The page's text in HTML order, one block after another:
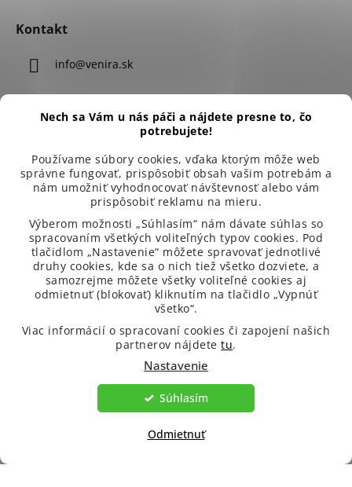
Nech sa Vám u nás páči a nájdete presne to, čo
potrebujete!
Používame súbory cookies, vďaka ktorým môže web
správne fungovať, prispôsobiť obsah vašim potrebám a
nám umožniť vyhodnocovať návštevnosť alebo vám
prispôsobiť reklamu na mieru.
Výberom možnosti „Súhlasím“ nám dávate súhlas so
spracovaním všetkých voliteľných typov cookies. Pod
tlačidlom „Nastavenie“ môžete spravovať jednotlivé
druhy cookies, kde sa o nich tiež všetko dozviete, a
samozrejme môžete všetky voliteľné cookies aj
odmietnuť (blokovať) kliknutím na tlačidlo „Vypnúť
všetko“.
Viac informácií o spracovaní cookies či zapojení našich
partnerov nájdetetu.
Nastavenie
Odmietnuť
Súhlasím
i
Kontakt
info@venira.sk
Produkty pre krásu a zdravie pre vašu spokojnosť
O Veniře
Informácie pre vás